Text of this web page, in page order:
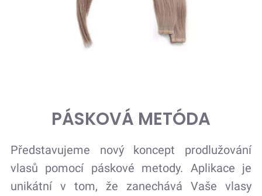
PÁSKOVÁ METÓDA
Představujeme nový koncept prodlužování
vlasů pomocí páskové metody. Aplikace je
unikátní v tom, že zanechává Vaše vlasy